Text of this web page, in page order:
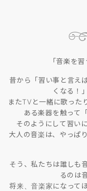
「音楽を
昔から「習い事と言え
くなる！
またTVと一緒に歌った
ある楽器を触って
そのようにして習い
大人の音楽は、やっぱ
そう、私たちは誰しも
るのは
将来、音楽家になって